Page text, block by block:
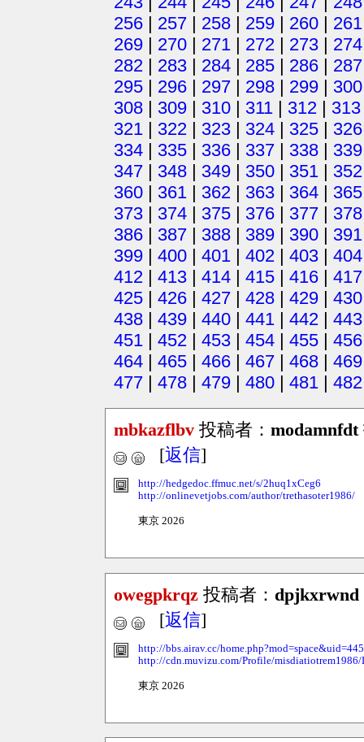
256 | 257 | 258 | 259 | 260 | 261
269 | 270 | 271 | 272 | 273 | 274
282 | 283 | 284 | 285 | 286 | 287
295 | 296 | 297 | 298 | 299 | 300
308 | 309 | 310 | 311 | 312 | 313
321 | 322 | 323 | 324 | 325 | 326
334 | 335 | 336 | 337 | 338 | 339
347 | 348 | 349 | 350 | 351 | 352
360 | 361 | 362 | 363 | 364 | 365
373 | 374 | 375 | 376 | 377 | 378
386 | 387 | 388 | 389 | 390 | 391
399 | 400 | 401 | 402 | 403 | 404
412 | 413 | 414 | 415 | 416 | 417
425 | 426 | 427 | 428 | 429 | 430
438 | 439 | 440 | 441 | 442 | 443
451 | 452 | 453 | 454 | 455 | 456
464 | 465 | 466 | 467 | 468 | 469
477 | 478 | 479 | 480 | 481 | 482
mbkazflbv 投稿者： modamnfdt
[返信]
http://hedgedoc.ffmuc.net/s/2huq1xCeg6
http://onlinevetjobs.com/author/trethasoter1986/
東京 2026
owegpkrqz 投稿者： dpjkxrwnd
[返信]
http://bbs.airav.cc/
http://cdn.muvizu.com/Profile/misdiatiotrem1986/
東京 2026